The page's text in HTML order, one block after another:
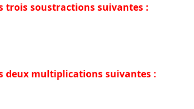
trois soustractions suivantes :
deux multiplications suivantes :